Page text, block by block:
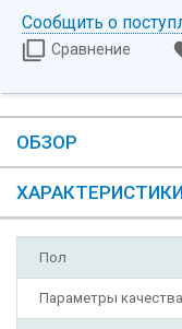
Сообщить о
Сравнение
ОБЗОР
ХАРАКТЕРИСТИКИ
Пол
Параметры качества